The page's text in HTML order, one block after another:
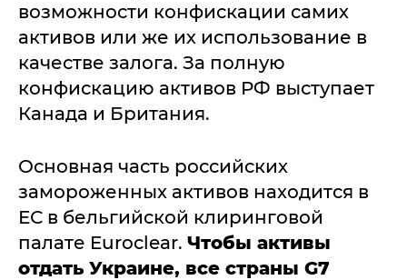
возможности конфискации самих
активов или же их использование в
качестве залога. За полную
конфискацию активов РФ выступает
Канада и Британия.
Основная часть российских
замороженных активов находится в
ЕС в бельгийской клиринговой
палате Euroclear. Чтобы активы
отдать Украине, все страны G7